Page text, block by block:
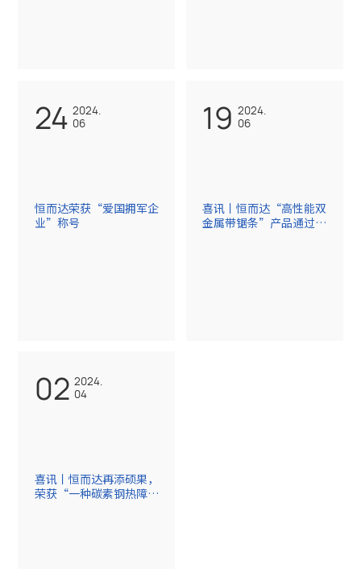
24 2024.
06
恒而达荣获“爱国拥军企
业”称号
19 2024.
06
喜讯丨恒而达“高性能双
金属带锯条”产品通过中
02 2024.
04
喜讯丨恒而达再添硕果，
荣获“一种碳素钢热障陶